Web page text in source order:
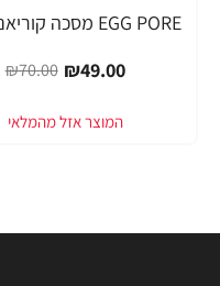
-30%
₪49.00
₪70.00